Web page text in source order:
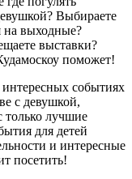
Выбираете
на выходные?
выставки?
поможет!
событиях
с девушкой,
лучшие
для детей
и интересные
посетить!